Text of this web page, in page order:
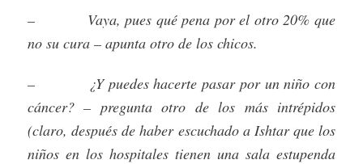
– Vaya, pues qué pena por el otro 20% que
no su cura – apunta otro de los chicos.
– ¿Y puedes hacerte pasar por un niño con
cáncer? – pregunta otro de los más intrépidos
(claro, después de haber escuchado a Ishtar que los
niños en los hospitales tienen una sala estupenda